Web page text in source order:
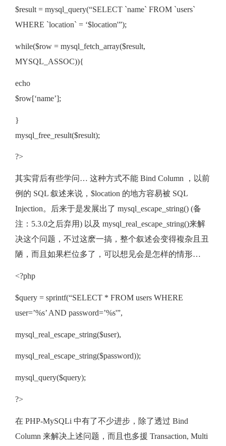
$result = mysql_query(“SELECT `name` FROM `users`
WHERE `location` = ‘$location'”);
while($row = mysql_fetch_array($result,
MYSQL_ASSOC)){
echo
$row[‘name’];
}
mysql_free_result($result);
?>
其实背后有些学问… 这种方式不能 Bind Column ，以前
例的 SQL 叙述来说，$location 的地方容易被 SQL
Injection。后来于是发展出了 mysql_escape_string() (备
注：5.3.0之后弃用) 以及 mysql_real_escape_string()来解
决这个问题，不过这麽一搞，整个叙述会变得複杂且丑
陋，而且如果栏位多了，可以想见会是怎样的情形…
<?php
$query = sprintf(“SELECT * FROM users WHERE
user=’%s’ AND password=’%s'”,
mysql_real_escape_string($user),
mysql_real_escape_string($password));
mysql_query($query);
?>
在 PHP-MySQLi 中有了不少进步，除了透过 Bind
Column 来解决上述问题，而且也多援 Transaction, Multi